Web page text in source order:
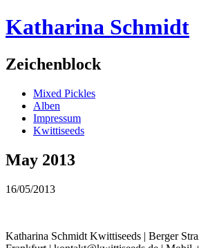
Katharina Schmidt
Zeichenblock
Mixed Pickles
Alben
Impressum
Kwittiseeds
May 2013
16/05/2013
Katharina Schmidt Kwittiseeds | Berger